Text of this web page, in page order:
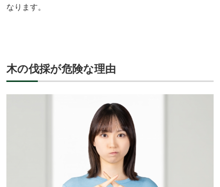
なります。
木の伐採が危険な理由